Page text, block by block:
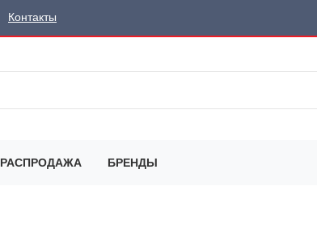
Контакты
РАСПРОДАЖА БРЕНДЫ